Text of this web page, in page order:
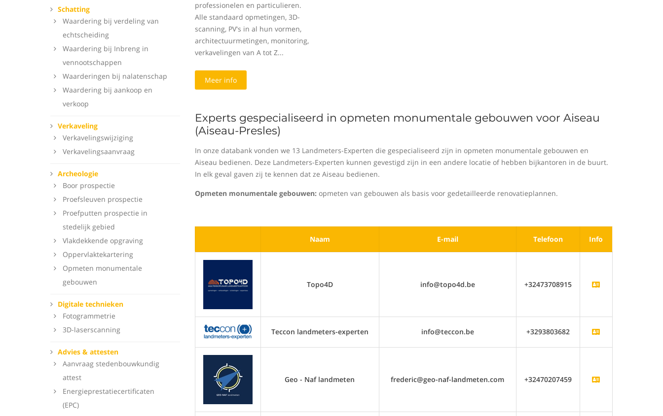
Schatting
Waardering bij verdeling van
echtscheiding
Waardering bij Inbreng in
vennootschappen
Waarderingen bij nalatenschap
Waardering bij aankoop en
verkoop
Verkaveling
Verkavelingswijziging
Verkavelingsaanvraag
Archeologie
Boor prospectie
Proefsleuven prospectie
Proefputten prospectie in
stedelijk gebied
Vlakdekkende opgraving
Oppervlaktekartering
Opmeten monumentale
gebouwen
Digitale technieken
Fotogrammetrie
3D-laserscanning
Advies & attesten
Aanvraag stedenbouwkundig
attest
Energieprestatiecertificaten
(EPC)
professionelen en particulieren.
Alle standaard opmetingen, 3D-
scanning, PV's in al hun vormen,
architectuurmetingen, monitoring,
verkavelingen van A tot Z...
Meer info
Experts gespecialiseerd in opmeten monumentale gebouwen voor Aiseau
(Aiseau-Presles)
In onze databank vonden we 13 Landmeters-Experten die gespecialiseerd zijn in opmeten monumentale gebouwen en
Aiseau bedienen. Deze Landmeters-Experten kunnen gevestigd zijn in een andere locatie of hebben bijkantoren in de buurt.
In elk geval gaven zij te kennen dat ze Aiseau bedienen.
Opmeten monumentale gebouwen: opmeten van gebouwen als basis voor gedetailleerde renovatieplannen.
Naam E-mail Telefoon Info
Topo4D info@topo4d.be +32473708915
Teccon landmeters-experten info@teccon.be +3293803682
Geo - Naf landmeten frederic@geo-naf-landmeten.com +32470207459